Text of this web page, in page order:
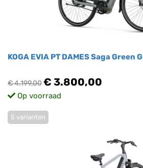
KOGA EVIA PT DAMES Saga Green
€ 4.199,00€ 3.800,00
Op voorraad
5 varianten